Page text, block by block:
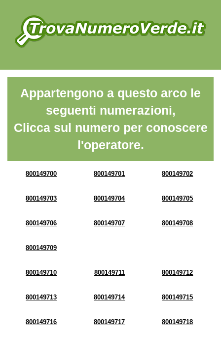
Appartengono a questo arco le
seguenti numerazioni,
Clicca sul numero per conoscere
l'operatore.
800149700 800149701 800149702
800149703 800149704 800149705
800149706 800149707 800149708
800149709
800149710 800149711 800149712
800149713 800149714 800149715
800149716 800149717 800149718